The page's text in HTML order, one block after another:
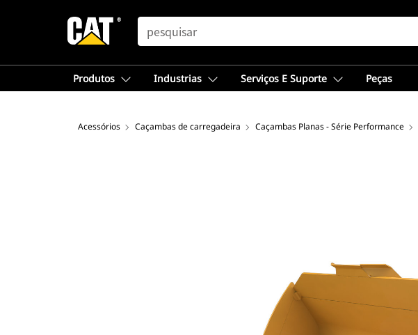
SEARCH
Produtos Industrias Serviços E Suporte Peças
Acessórios Caçambas de carregadeira Caçambas Planas - Série Performance